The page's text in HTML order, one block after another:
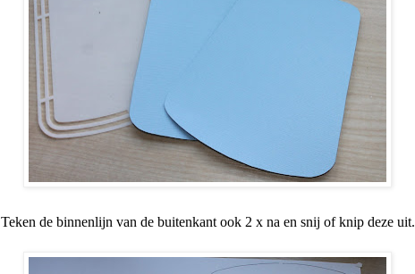
Teken de binnenlijn van de buitenkant ook 2 x na en snij of knip deze uit.